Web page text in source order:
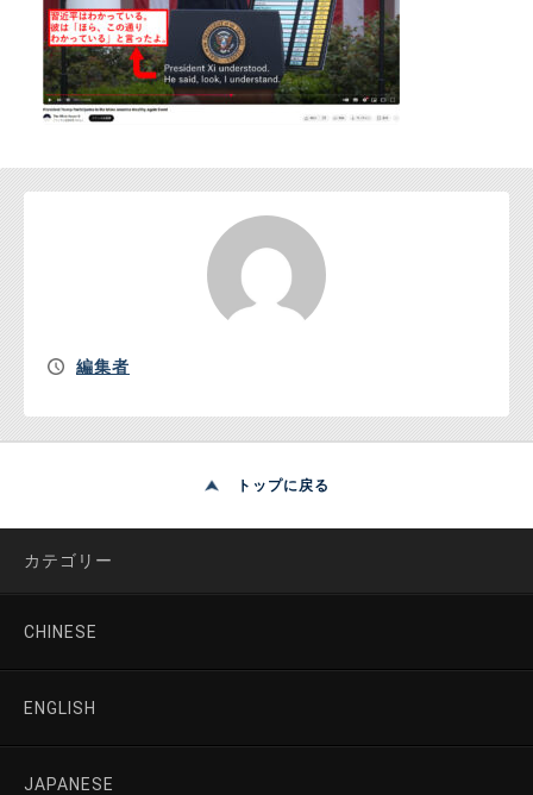
編集者
トップに戻る
カテゴリー
CHINESE
ENGLISH
JAPANESE